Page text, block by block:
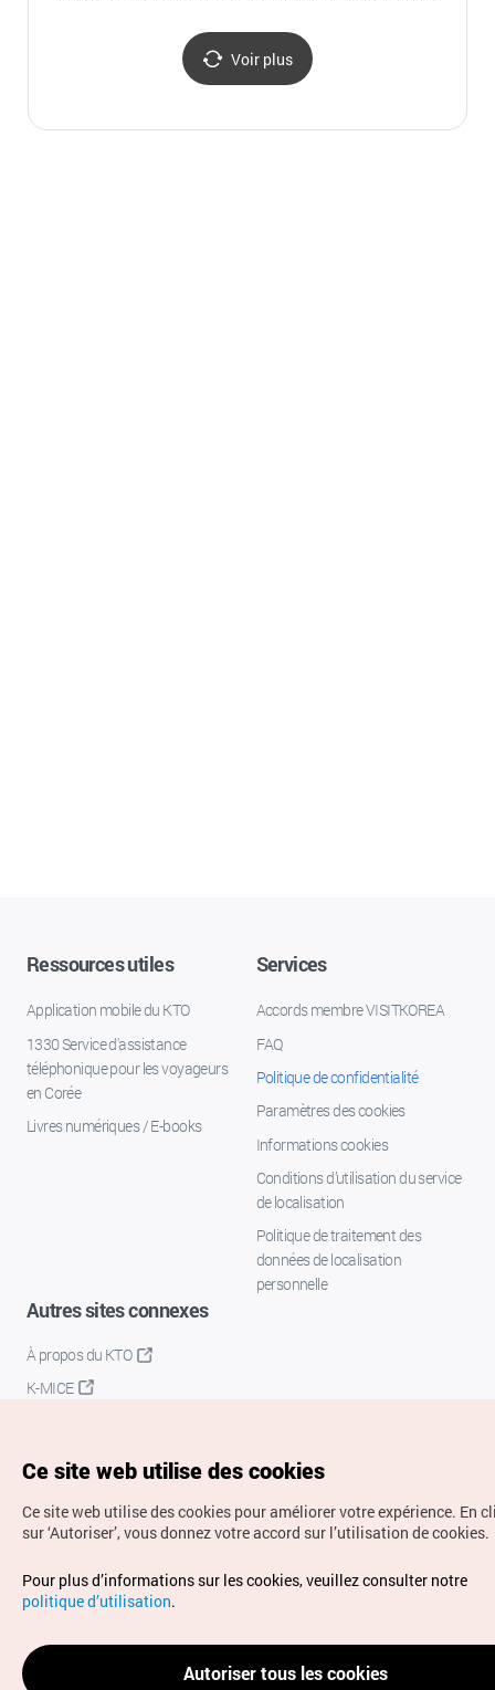
사직야구장)
Voir plus
Ressources utiles
Application mobile du KTO
1330 Service d'assistance
téléphonique pour les voyageurs
en Corée
Livres numériques / E-books
Services
Accords membre VISITKOREA
FAQ
Politique de confidentialité
Paramètres des cookies
Informations cookies
Conditions d’utilisation du service
de localisation
Politique de traitement des
données de localisation
personnelle
Autres sites connexes
À propos du KTO
K-MICE
Droits d’auteur (c) Office National du Tourisme en Corée.
Tous droits réservés.
Pour les rapports d'erreurs et demandes de renseignements,
adressez vos demandes à
info.ontc@gmail.com
Ce site web utilise des cookies
Ce site web utilise des cookies pour améliorer votre expérience. En
sur ‘Autoriser’, vous donnez votre accord sur l’utilisation de cookies.
Pour plus d’informations sur les cookies, veuillez consulter notre
politique d’utilisation.
Autoriser tous les cookies